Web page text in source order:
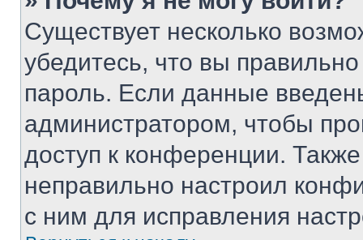
Существует несколько
убедитесь, что вы
пароль. Если данные
администратором, чтобы
доступ к конференции.
неправильно настроил
с ним для исправления